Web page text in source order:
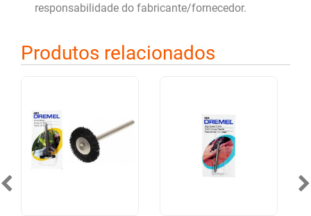
responsabilidade do fabricante/fornecedor.
Produtos relacionados